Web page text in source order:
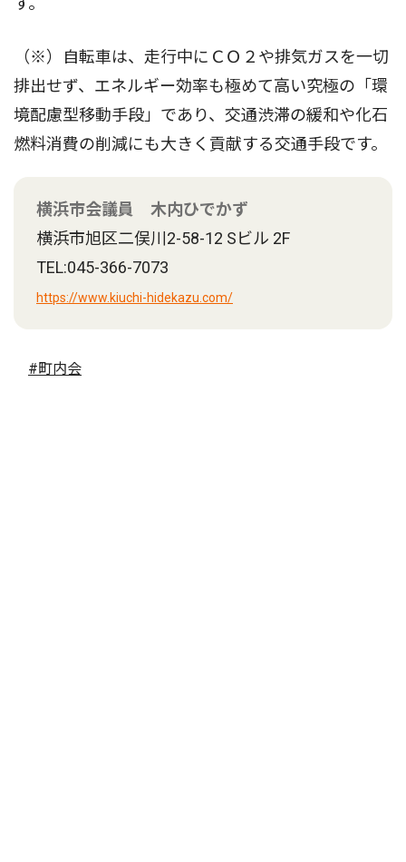
（※）自転車は、走行中にＣＯ２や排気ガスを一切
排出せず、エネルギー効率も極めて高い究極の「環
境配慮型移動手段」であり、交通渋滞の緩和や化石
燃料消費の削減にも大きく貢献する交通手段です。
横浜市会議員 木内ひでかず
横浜市旭区二俣川2-58-12 Sビル 2F
TEL:045-366-7073
https://www.kiuchi-hidekazu.com/
#町内会